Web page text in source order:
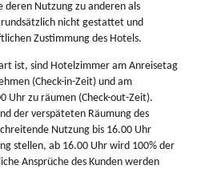
Nutzung zu anderen als
nicht gestattet und
Zustimmung des Hotels.
ist, sind Hotelzimmer am Anreisetag
(Check-in-Zeit) und am
Uhr zu räumen (Check-out-Zeit).
der verspäteten Räumung des
Nutzung bis 16.00 Uhr
stellen, ab 16.00 Uhr wird 100% der
Ansprüche des Kunden werden